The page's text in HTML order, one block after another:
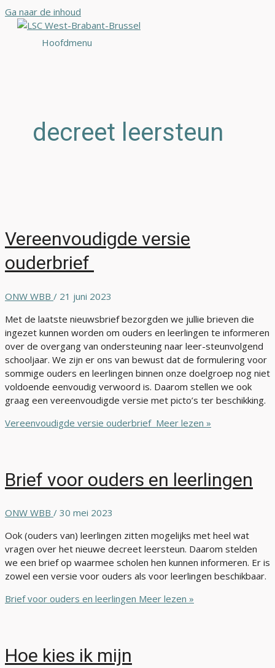
Ga naar de inhoud
Hoofdmenu
decreet leersteun
Vereenvoudigde versie
ouderbrief
ONW WBB / 21 juni 2023
Met de laatste nieuwsbrief bezorgden we jullie brieven die
ingezet kunnen worden om ouders en leerlingen te informeren
over de overgang van ondersteuning naar leer-steunvolgend
schooljaar. We zijn er ons van bewust dat de formulering voor
sommige ouders en leerlingen binnen onze doelgroep nog niet
voldoende eenvoudig verwoord is. Daarom stellen we ook
graag een vereenvoudigde versie met picto’s ter beschikking.
Vereenvoudigde versie ouderbrief Meer lezen »
Brief voor ouders en leerlingen
ONW WBB / 30 mei 2023
Ook (ouders van) leerlingen zitten mogelijks met heel wat
vragen over het nieuwe decreet leersteun. Daarom stelden
we een brief op waarmee scholen hen kunnen informeren. Er is
zowel een versie voor ouders als voor leerlingen beschikbaar.
Brief voor ouders en leerlingen Meer lezen »
Hoe kies ik mijn